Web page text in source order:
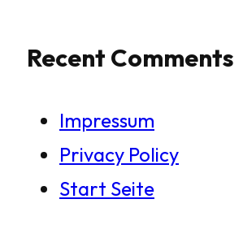
Recent Comments
Impressum
Privacy Policy
Start Seite